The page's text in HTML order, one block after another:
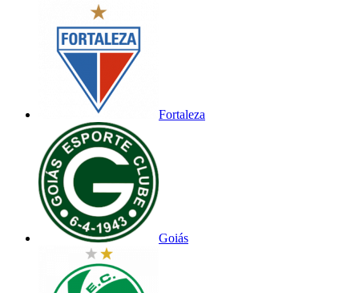
Fortaleza
Goiás